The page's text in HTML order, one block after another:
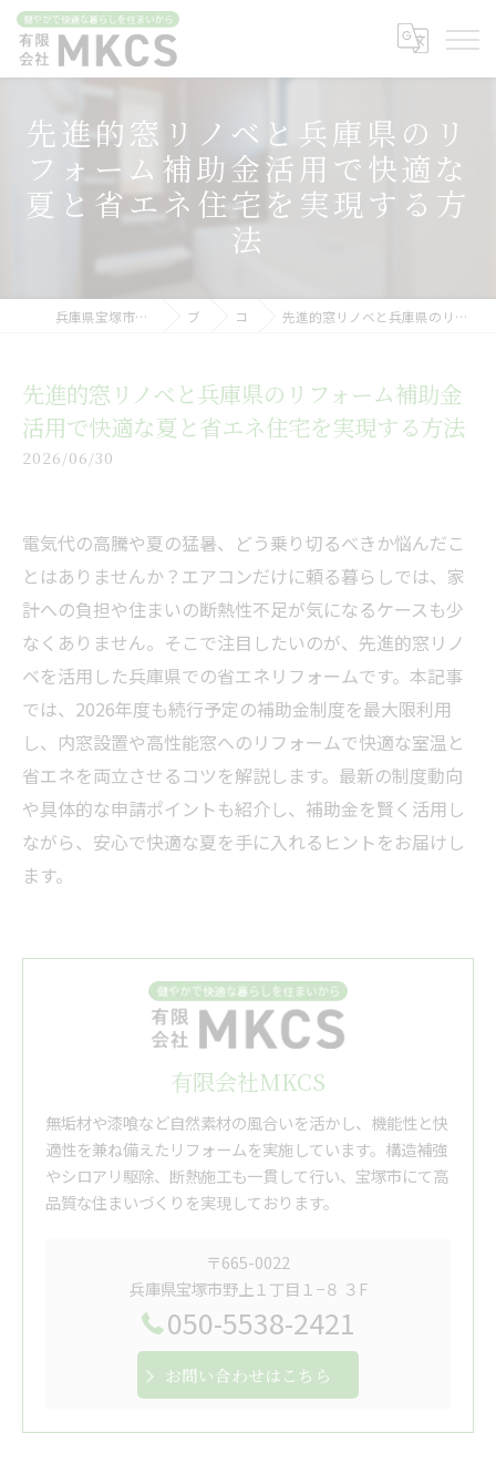
先進的窓リノベと兵庫県のリ
フォーム補助金活用で快適な
夏と省エネ住宅を実現する方
法
兵庫県宝塚市のリフォームなら有限会社MKCS ブログ コラム 先進的窓リノベと兵庫県のリフォーム補助金活用で快適な夏と省エネ住宅を実現する方法
先進的窓リノベと兵庫県のリフォーム補助金
活用で快適な夏と省エネ住宅を実現する方法
2026/06/30
電気代の高騰や夏の猛暑、どう乗り切るべきか悩んだこ
とはありませんか？エアコンだけに頼る暮らしでは、家
計への負担や住まいの断熱性不足が気になるケースも少
なくありません。そこで注目したいのが、先進的窓リノ
ベを活用した兵庫県での省エネリフォームです。本記事
では、2026年度も続行予定の補助金制度を最大限利用
し、内窓設置や高性能窓へのリフォームで快適な室温と
省エネを両立させるコツを解説します。最新の制度動向
や具体的な申請ポイントも紹介し、補助金を賢く活用し
ながら、安心で快適な夏を手に入れるヒントをお届けし
ます。
有限会社MKCS
無垢材や漆喰など自然素材の風合いを活かし、機能性と快
適性を兼ね備えたリフォームを実施しています。構造補強
やシロアリ駆除、断熱施工も一貫して行い、宝塚市にて高
品質な住まいづくりを実現しております。
〒665-0022
兵庫県宝塚市野上１丁目１−８ ３F
050-5538-2421
お問い合わせはこちら